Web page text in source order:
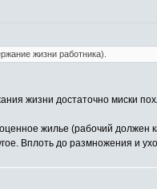
жизни работника).
жизни достаточно миски
жилье (рабочий должен
Вплоть до размножения и